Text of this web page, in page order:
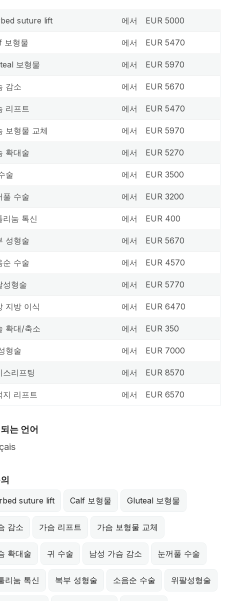
suture lift 에서 EUR 5000
보형물 에서 EUR 5470
보형물 에서 EUR 5970
감소 에서 EUR 5670
리프트 에서 EUR 5470
보형물 교체 에서 EUR 5970
확대술 에서 EUR 5270
술 에서 EUR 3500
풀 수술 에서 EUR 3200
리눔 톡신 에서 EUR 400
성형술 에서 EUR 5670
순 수술 에서 EUR 4570
성형술 에서 EUR 5770
지방 이식 에서 EUR 6470
확대/축소 에서 EUR 350
형술 에서 EUR 7000
스리프팅 에서 EUR 8570
지 리프트 에서 EUR 6570
는 언어
suture lift Calf 보형물 Gluteal 보형물
감소 가슴 리프트 가슴 보형물 교체
확대술 귀 수술 남성 가슴 감소 눈꺼풀 수술
리눔 톡신 복부 성형술 소음순 수술 위팔성형술